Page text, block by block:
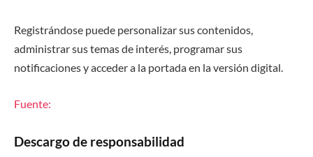
Registrándose puede personalizar sus contenidos,
administrar sus temas de interés, programar sus
notificaciones y acceder a la portada en la versión digital.
Fuente:
Descargo de responsabilidad